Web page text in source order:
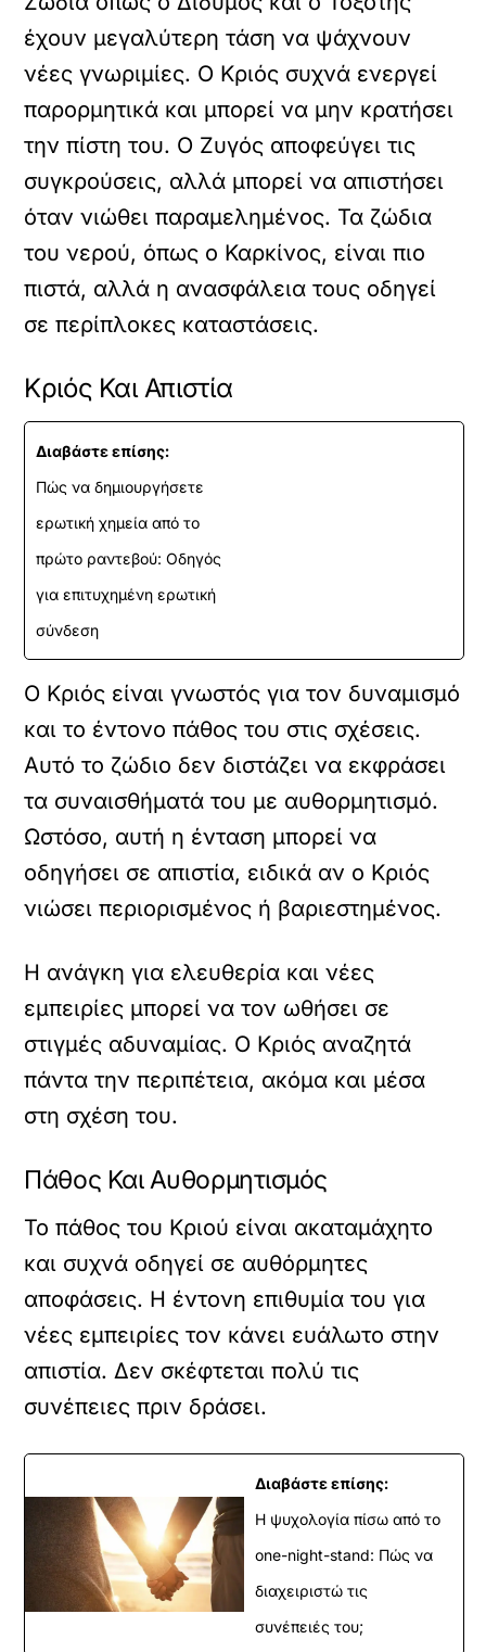
έχουν μεγαλύτερη τάση να ψάχνουν
νέες γνωριμίες. Ο Κριός συχνά ενεργεί
παρορμητικά και μπορεί να μην κρατήσει
την πίστη του. Ο Ζυγός αποφεύγει τις
συγκρούσεις, αλλά μπορεί να απιστήσει
όταν νιώθει παραμελημένος. Τα ζώδια
του νερού, όπως ο Καρκίνος, είναι πιο
πιστά, αλλά η ανασφάλεια τους οδηγεί
σε περίπλοκες καταστάσεις.
Κριός Και Απιστία
Διαβάστε επίσης:
Πώς να δημιουργήσετε
ερωτική χημεία από το
πρώτο ραντεβού: Οδηγός
για επιτυχημένη ερωτική
σύνδεση
Ο Κριός είναι γνωστός για τον δυναμισμό
και το έντονο πάθος του στις σχέσεις.
Αυτό το ζώδιο δεν διστάζει να εκφράσει
τα συναισθήματά του με αυθορμητισμό.
Ωστόσο, αυτή η ένταση μπορεί να
οδηγήσει σε απιστία, ειδικά αν ο Κριός
νιώσει περιορισμένος ή βαριεστημένος.
Η ανάγκη για ελευθερία και νέες
εμπειρίες μπορεί να τον ωθήσει σε
στιγμές αδυναμίας. Ο Κριός αναζητά
πάντα την περιπέτεια, ακόμα και μέσα
στη σχέση του.
Πάθος Και Αυθορμητισμός
Το πάθος του Κριού είναι ακαταμάχητο
και συχνά οδηγεί σε αυθόρμητες
αποφάσεις. Η έντονη επιθυμία του για
νέες εμπειρίες τον κάνει ευάλωτο στην
απιστία. Δεν σκέφτεται πολύ τις
συνέπειες πριν δράσει.
Διαβάστε επίσης:
Η ψυχολογία πίσω από το
one-night-stand: Πώς να
διαχειριστώ τις
συνέπειές του;